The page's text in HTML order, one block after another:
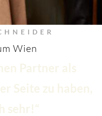
Wien
Partner als
Seite zu haben,
sehr!“